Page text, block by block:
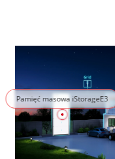
Pamięć masowa iStorageE3